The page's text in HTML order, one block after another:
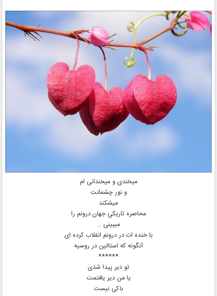
میخندی و میخندانی ام
و نور چشمانت
میشکند
محاصره تاریکیِ جهان درونم را
میبینی …
با خنده ات در درونم انقلاب کرده ای
آنگونه که استالین در روسیه
******
تو دیر پیدا شدی
یا من دیر یافتمت
باکی نیست